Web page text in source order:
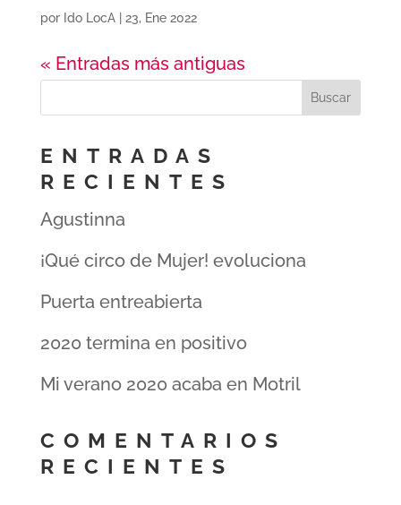
por Ido LocA| 23, Ene 2022
« Entradas más antiguas
ENTRADAS
RECIENTES
Agustinna
¡Qué circo de Mujer! evoluciona
Puerta entreabierta
2020 termina en positivo
Mi verano 2020 acaba en Motril
COMENTARIOS
RECIENTES